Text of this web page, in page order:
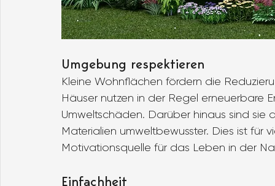
Umgebung respektieren
Kleine Wohnflächen fördern die
Häuser nutzen in der Regel erneuerbare
Umweltschäden. Darüber hinaus sind
Materialien umweltbewusster. Dies ist für
Motivationsquelle für das Leben in der
Einfachheit